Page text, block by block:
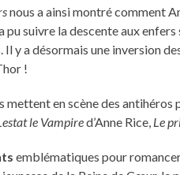
nous a ainsi montré comment
pu suivre la descente aux
y a désormais une inversion
!
mettent en scène des
le Vampired’Anne Rice, Le
emblématiques pour